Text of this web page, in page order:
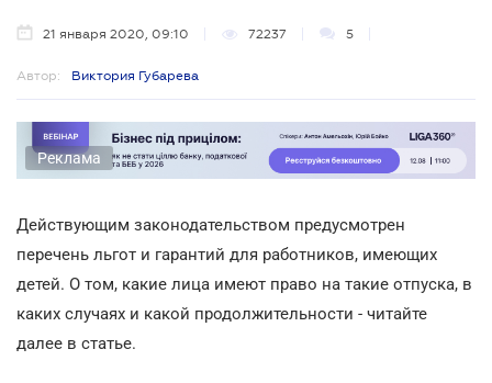
21 января 2020, 09:10 72237 5
Автор: Виктория Губарева
Реклама
Действующим законодательством предусмотрен
перечень льгот и гарантий для работников, имеющих
детей. О том, какие лица имеют право на такие отпуска, в
каких случаях и какой продолжительности - читайте
далее в статье.